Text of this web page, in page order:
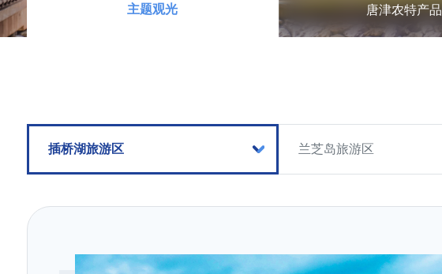
主题观光 唐津农特产品
插桥湖旅游区 兰芝岛旅游区